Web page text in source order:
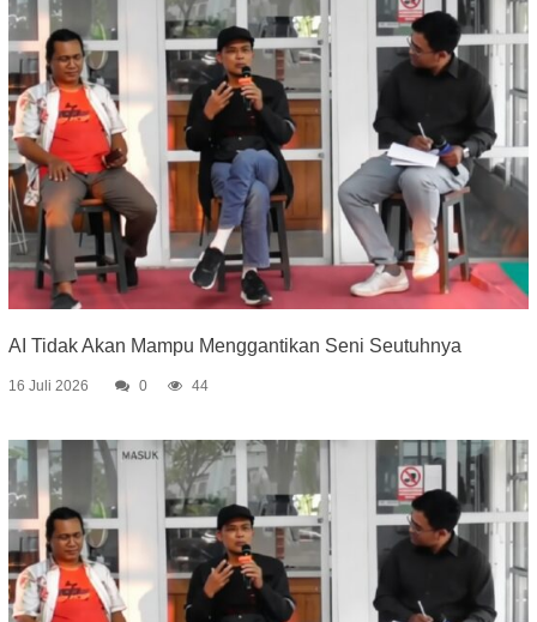
AI Tidak Akan Mampu Menggantikan Seni Seutuhnya
16 Juli 2026 0 44